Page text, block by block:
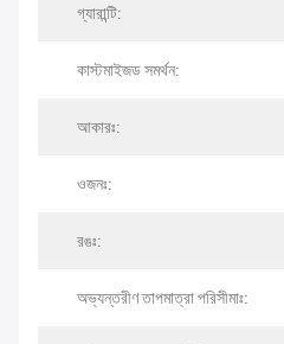
গ্যারান্টি:
কাস্টমাইজড সমর্থন:
আকারঃ:
ওজনঃ:
রঙঃ:
অভ্যন্তরীণ তাপমাত্রা পরিসীমাঃ: